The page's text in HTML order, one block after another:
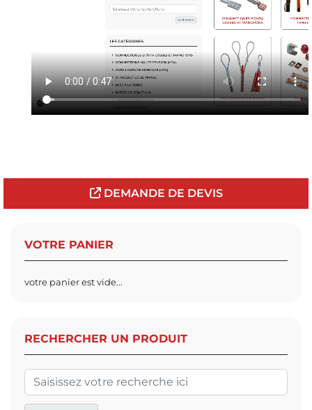
DEMANDE DE DEVIS
VOTRE PANIER
votre panier est vide...
RECHERCHER UN PRODUIT